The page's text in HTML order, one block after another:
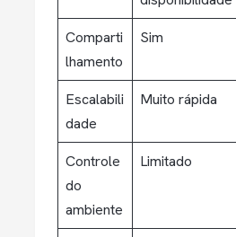
Comparti
lhamento
Sim
Escalabili
dade
Muito rápida
Controle
do
ambiente
Limitado